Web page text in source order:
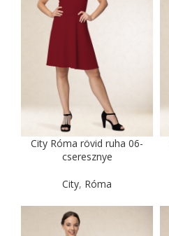
City Róma rövid ruha 06-
cseresznye
City, Róma